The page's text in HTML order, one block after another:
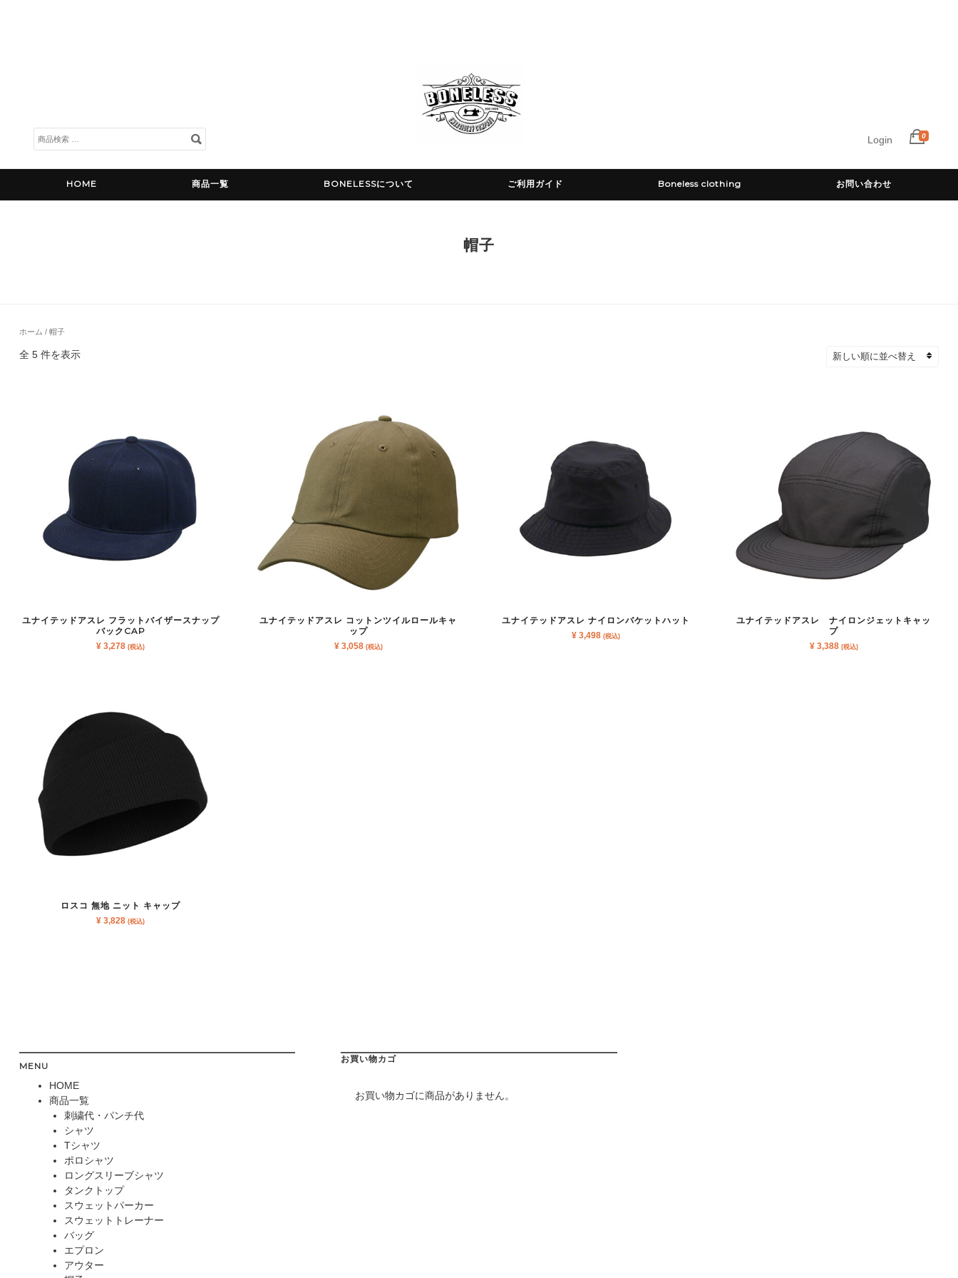
検
索
Login 0
HOME 商品一覧 BONELESSについて ご利用ガイド Boneless clothing お問い合わせ
帽子
ホーム / 帽子
全 5 件を表示
ユナイテッドアスレ フラットバイザースナップ
バックCAP
¥ 3,278 (税込)
ユナイテッドアスレ コットンツイルロールキャ
ップ
¥3,058 (税込)
ユナイテッドアスレ ナイロンバケットハット
¥ 3,498 (税込)
ユナイテッドアスレ ナイロンジェットキャッ
プ
¥3,388 (税込)
ロスコ 無地 ニット キャップ
¥ 3,828 (税込)
MENU
HOME
商品一覧
刺繍代・パンチ代
シャツ
Tシャツ
ポロシャツ
ロングスリーブシャツ
タンクトップ
スウェットパーカー
スウェットトレーナー
バッグ
エプロン
アウター
お買い物カゴ
お買い物カゴに商品がありません。